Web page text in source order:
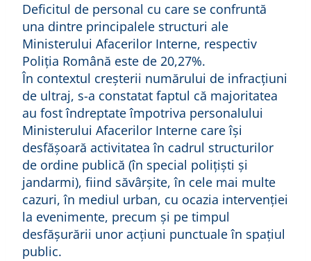
Deficitul de personal cu care se confruntă
una dintre principalele structuri ale
Ministerului Afacerilor Interne, respectiv
Poliția Română este de 20,27%.
În contextul creșterii numărului de infracţiuni
de ultraj, s-a constatat faptul că majoritatea
au fost îndreptate împotriva personalului
Ministerului Afacerilor Interne care își
desfășoară activitatea în cadrul structurilor
de ordine publică (în special polițiști și
jandarmi), fiind săvârșite, în cele mai multe
cazuri, în mediul urban, cu ocazia intervenției
la evenimente, precum și pe timpul
desfășurării unor acțiuni punctuale în spațiul
public.